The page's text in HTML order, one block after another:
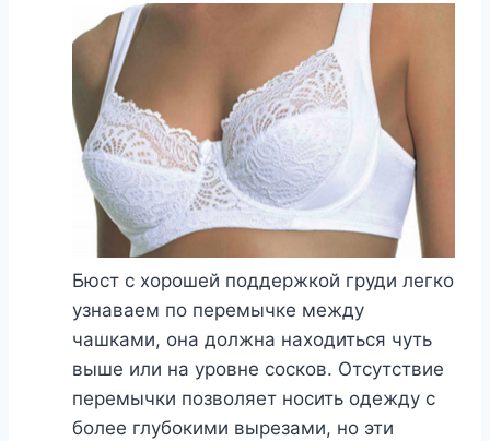
Бюст с хорошей поддержкой груди легко
узнаваем по перемычке между
чашками, она должна находиться чуть
выше или на уровне сосков. Отсутствие
перемычки позволяет носить одежду с
более глубокими вырезами, но эти